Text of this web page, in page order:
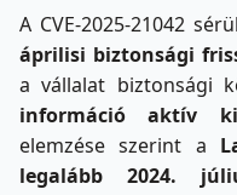
A CVE-2025-21042
áprilisi biztonsági
a vállalat biztonsági
információ aktív
elemzése szerint a
legalább 2024.